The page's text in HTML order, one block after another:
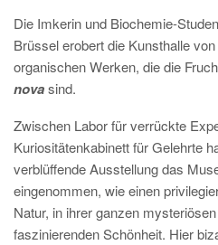
Die Imkerin und Biochemie-
Brüssel erobert die Kunsthalle
organischen Werken, die die
novasind.
Zwischen Labor für verrückte
Kuriositätenkabinett für Gelehrte
verblüffende Ausstellung das
eingenommen, wie einen
Natur, in ihrer ganzen
faszinierenden Schönheit. Hier